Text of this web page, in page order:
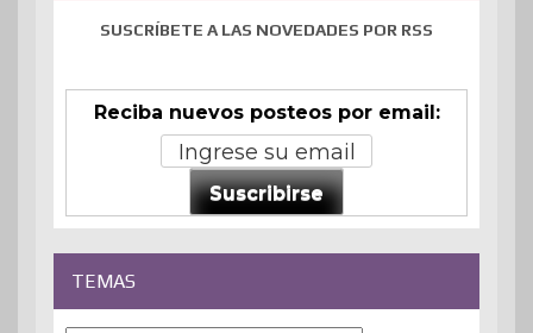
SUSCRÍBETE A LAS NOVEDADES POR RSS
Reciba nuevos posteos por email:
Suscribirse
TEMAS